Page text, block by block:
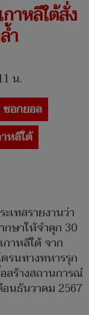
าหลีใต้สั่ง
ำ
น.
อกยอล
หลีใต้
เทสรายงานว่า
กษาให้จำคุก 30
าหลีใต้ จาก
รนทางทหารรุก
สร้างสถานการณ์
อนธันวาคม 2567